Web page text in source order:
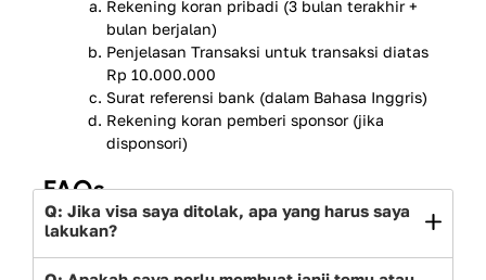
Rekening koran pribadi (3 bulan terakhir +
bulan berjalan)
Penjelasan Transaksi untuk transaksi diatas
Rp 10.000.000
Surat referensi bank (dalam Bahasa Inggris)
Rekening koran pemberi sponsor (jika
disponsori)
FAQs
Q: Jika visa saya ditolak, apa yang harus saya
lakukan?